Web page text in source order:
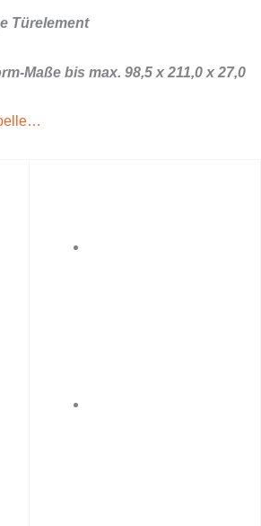
Türelement
Maße bis max. 98,5 x 211,0 x 27,0